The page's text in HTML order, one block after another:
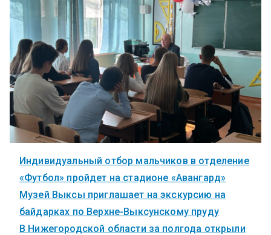
Индивидуальный отбор мальчиков в отделение
«Футбол» пройдет на стадионе «Авангард»
Музей Выксы приглашает на экскурсию на
байдарках по Верхне-Выксунскому пруду
В Нижегородской области за полгода открыли